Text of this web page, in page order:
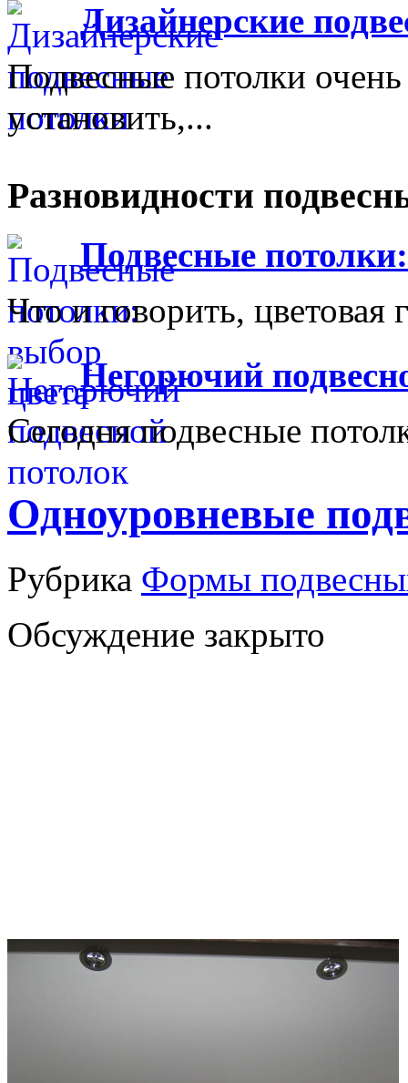
Дизайнерские
Подвесные потолки
установить,...
Разновидности
Подвесные
Что и говорить,
Негорючий
Сегодня подвесные
Одноуровневые
Рубрика Формы
Обсуждение закрыто